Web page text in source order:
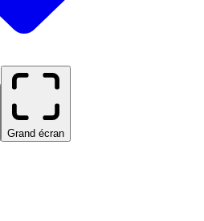
Grand écran